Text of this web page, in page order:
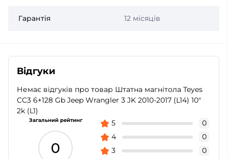
Гарантія 12 місяців
Відгуки
Немає відгуків про товар Штатна магнітола Teyes
CC3 6+128 Gb Jeep Wrangler 3 JK 2010-2017 (L14) 10"
2k (L1)
Загальний рейтинг
0
5
0
4
0
3
0